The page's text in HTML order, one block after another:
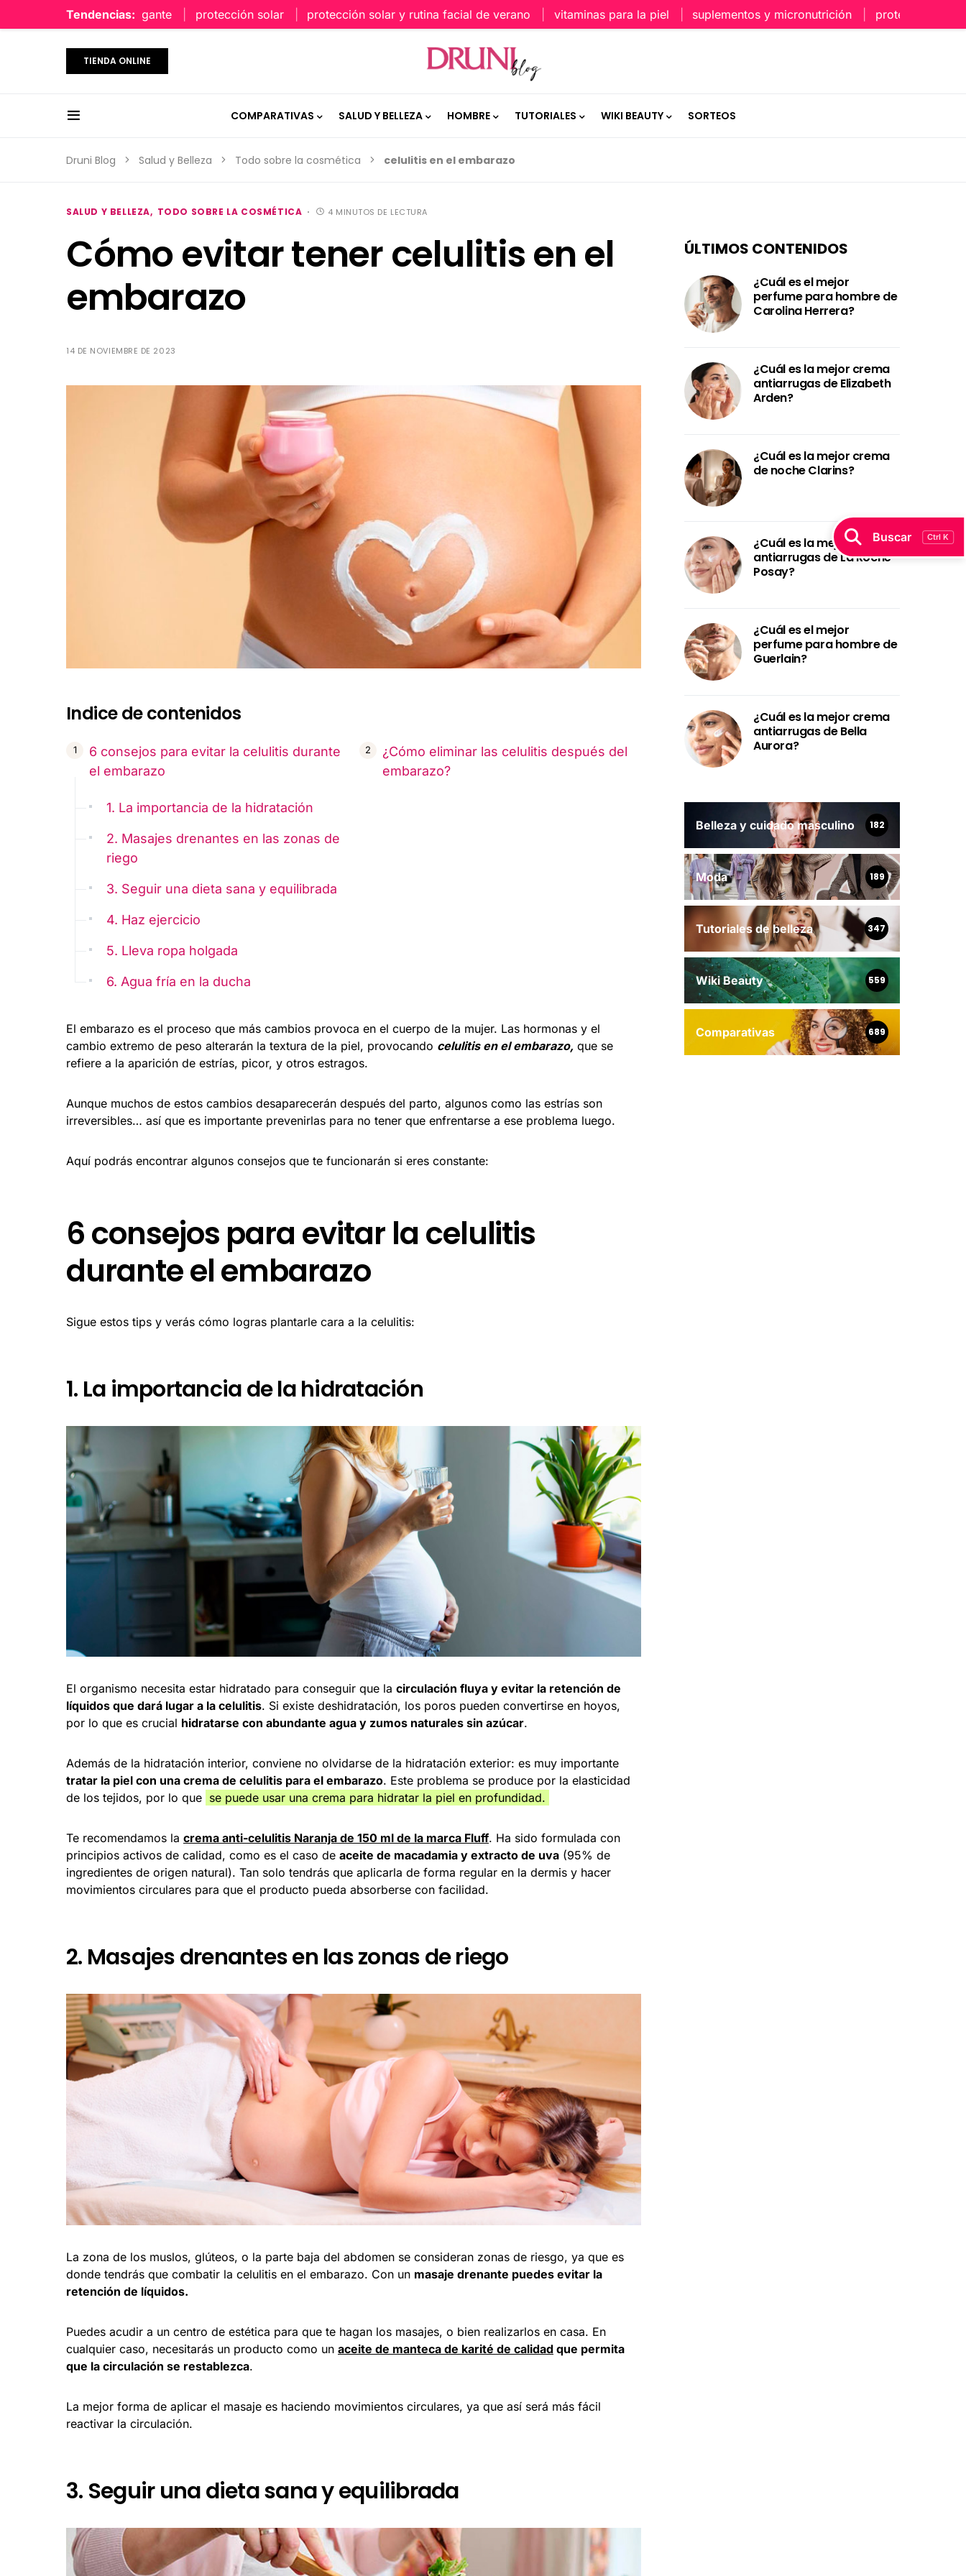
Tendencias:
perfume limpio y elegante protección solar protección solar y rutina facial de verano vitaminas para la piel suplementos y micronutrición protección capilar en
TIENDA ONLINE
COMPARATIVAS SALUD Y BELLEZA HOMBRE TUTORIALES WIKI BEAUTY SORTEOS
Druni Blog Salud y Belleza Todo sobre la cosmética celulitis en el embarazo
SALUD Y BELLEZA TODO SOBRE LA COSMÉTICA 4 MINUTOS DE LECTURA
Cómo evitar tener celulitis en el
embarazo
14 DE NOVIEMBRE DE 2023
Indice de contenidos
6 consejos para evitar la celulitis durante
el embarazo
1. La importancia de la hidratación
2. Masajes drenantes en las zonas de
riego
3. Seguir una dieta sana y equilibrada
4. Haz ejercicio
5. Lleva ropa holgada
6. Agua fría en la ducha
¿Cómo eliminar las celulitis después del
embarazo?
El embarazo es el proceso que más cambios provoca en el cuerpo de la mujer. Las hormonas y el
cambio extremo de peso alterarán la textura de la piel, provocando celulitis en el embarazo, que se
refiere a la aparición de estrías, picor, y otros estragos.
Aunque muchos de estos cambios desaparecerán después del parto, algunos como las estrías son
irreversibles… así que es importante prevenirlas para no tener que enfrentarse a ese problema luego.
Aquí podrás encontrar algunos consejos que te funcionarán si eres constante:
6 consejos para evitar la celulitis
durante el embarazo
Sigue estos tips y verás cómo logras plantarle cara a la celulitis:
1. La importancia de la hidratación
El organismo necesita estar hidratado para conseguir que la circulación fluya y evitar la retención de
líquidos que dará lugar a la celulitis. Si existe deshidratación, los poros pueden convertirse en hoyos,
por lo que es crucial hidratarse con abundante agua y zumos naturales sin azúcar.
Además de la hidratación interior, conviene no olvidarse de la hidratación exterior: es muy importante
tratar la piel con una crema de celulitis para el embarazo. Este problema se produce por la elasticidad
de los tejidos, por lo que se puede usar una crema para hidratar la piel en profundidad.
Te recomendamos la crema anti-celulitis Naranja de 150 ml de la marca Fluff. Ha sido formulada con
principios activos de calidad, como es el caso de aceite de macadamia y extracto de uva (95% de
ingredientes de origen natural). Tan solo tendrás que aplicarla de forma regular en la dermis y hacer
movimientos circulares para que el producto pueda absorberse con facilidad.
2. Masajes drenantes en las zonas de riego
La zona de los muslos, glúteos, o la parte baja del abdomen se consideran zonas de riesgo, ya que es
donde tendrás que combatir la celulitis en el embarazo. Con un masaje drenante puedes evitar la
retención de líquidos.
Puedes acudir a un centro de estética para que te hagan los masajes, o bien realizarlos en casa. En
cualquier caso, necesitarás un producto como un aceite de manteca de karité de calidad que permita
que la circulación se restablezca.
La mejor forma de aplicar el masaje es haciendo movimientos circulares, ya que así será más fácil
reactivar la circulación.
3. Seguir una dieta sana y equilibrada
ÚLTIMOS CONTENIDOS
¿Cuál es el mejor
perfume para hombre de
Carolina Herrera?
¿Cuál es la mejor crema
antiarrugas de Elizabeth
Arden?
¿Cuál es la mejor crema
de noche Clarins?
¿Cuál es la mejor crema
antiarrugas de La Roche-
Posay?
¿Cuál es el mejor
perfume para hombre de
Guerlain?
¿Cuál es la mejor crema
antiarrugas de Bella
Aurora?
Belleza y cuidado masculino 182
Moda 189
Tutoriales de belleza 347
Wiki Beauty 559
Comparativas 689
Buscar Ctrl K